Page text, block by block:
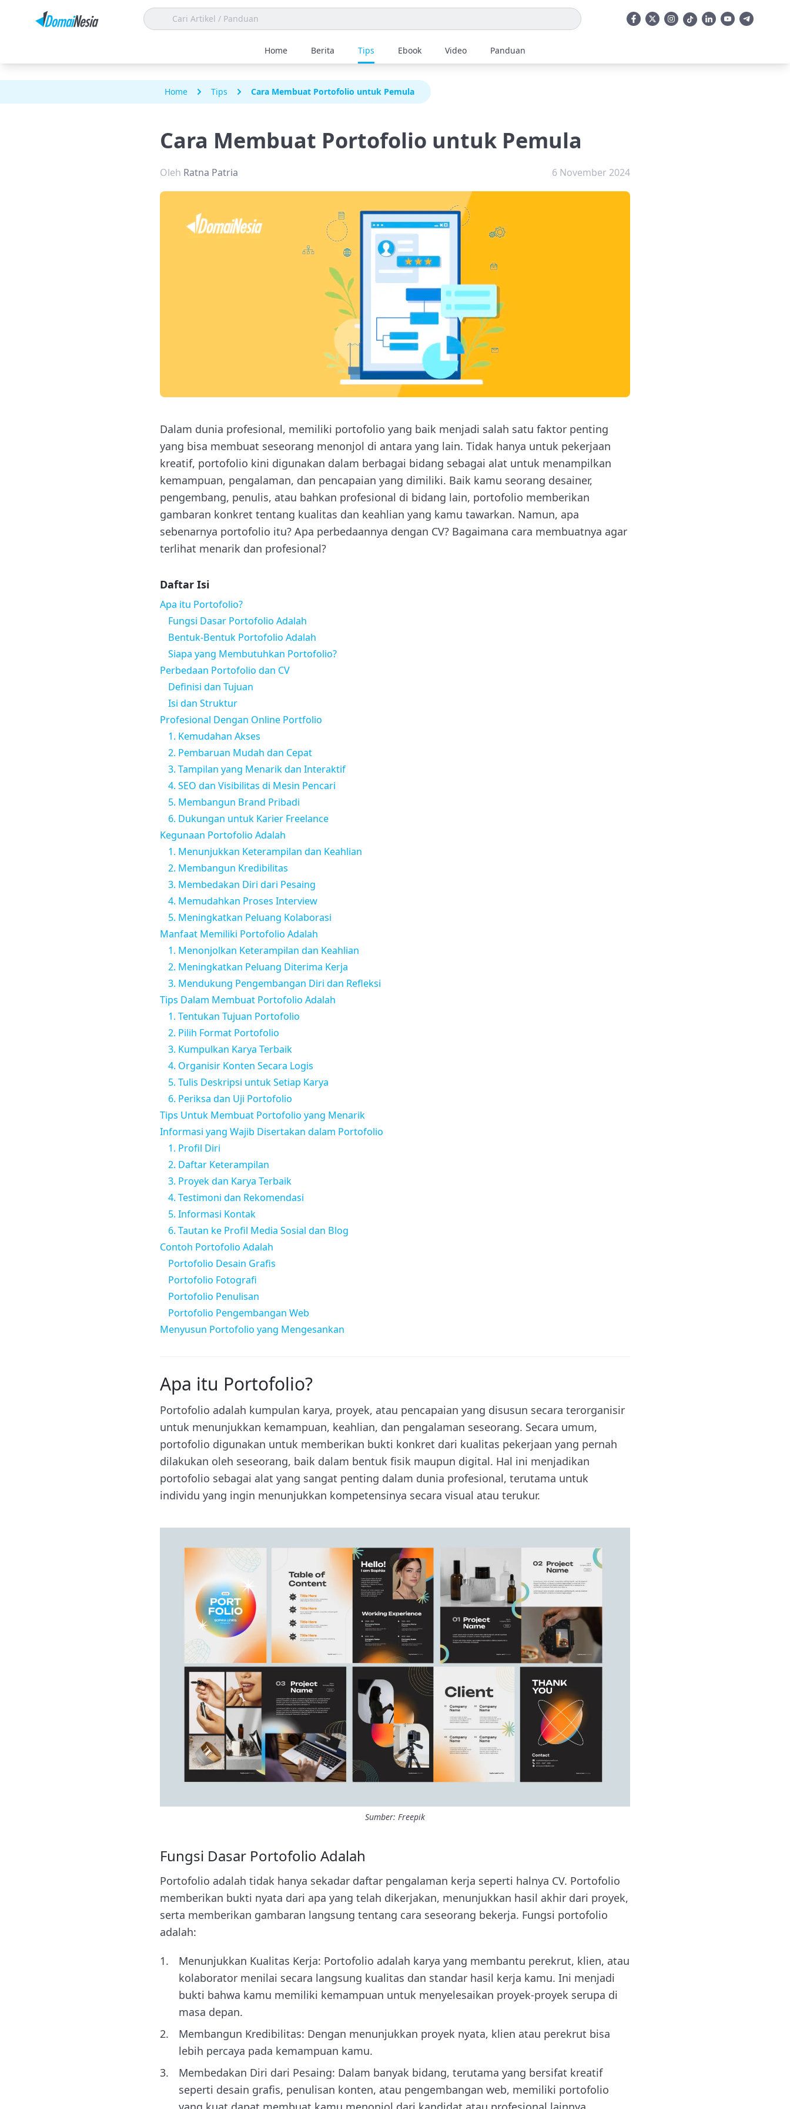
Home Berita Tips Ebook Video Panduan
Home Tips Cara Membuat Portofolio untuk Pemula
Cara Membuat Portofolio untuk Pemula
Oleh Ratna Patria 6 November 2024
Dalam dunia profesional, memiliki portofolio yang baik menjadi salah satu faktor penting
yang bisa membuat seseorang menonjol di antara yang lain. Tidak hanya untuk pekerjaan
kreatif, portofolio kini digunakan dalam berbagai bidang sebagai alat untuk menampilkan
kemampuan, pengalaman, dan pencapaian yang dimiliki. Baik kamu seorang desainer,
pengembang, penulis, atau bahkan profesional di bidang lain, portofolio memberikan
gambaran konkret tentang kualitas dan keahlian yang kamu tawarkan. Namun, apa
sebenarnya portofolio itu? Apa perbedaannya dengan CV? Bagaimana cara membuatnya agar
terlihat menarik dan profesional?
Daftar Isi
Apa itu Portofolio?
Fungsi Dasar Portofolio Adalah
Bentuk-Bentuk Portofolio Adalah
Siapa yang Membutuhkan Portofolio?
Perbedaan Portofolio dan CV
Definisi dan Tujuan
Isi dan Struktur
Profesional Dengan Online Portfolio
1. Kemudahan Akses
2. Pembaruan Mudah dan Cepat
3. Tampilan yang Menarik dan Interaktif
4. SEO dan Visibilitas di Mesin Pencari
5. Membangun Brand Pribadi
6. Dukungan untuk Karier Freelance
Kegunaan Portofolio Adalah
1. Menunjukkan Keterampilan dan Keahlian
2. Membangun Kredibilitas
3. Membedakan Diri dari Pesaing
4. Memudahkan Proses Interview
5. Meningkatkan Peluang Kolaborasi
Manfaat Memiliki Portofolio Adalah
1. Menonjolkan Keterampilan dan Keahlian
2. Meningkatkan Peluang Diterima Kerja
3. Mendukung Pengembangan Diri dan Refleksi
Tips Dalam Membuat Portofolio Adalah
1. Tentukan Tujuan Portofolio
2. Pilih Format Portofolio
3. Kumpulkan Karya Terbaik
4. Organisir Konten Secara Logis
5. Tulis Deskripsi untuk Setiap Karya
6. Periksa dan Uji Portofolio
Tips Untuk Membuat Portofolio yang Menarik
Informasi yang Wajib Disertakan dalam Portofolio
1. Profil Diri
2. Daftar Keterampilan
3. Proyek dan Karya Terbaik
4. Testimoni dan Rekomendasi
5. Informasi Kontak
6. Tautan ke Profil Media Sosial dan Blog
Contoh Portofolio Adalah
Portofolio Desain Grafis
Portofolio Fotografi
Portofolio Penulisan
Portofolio Pengembangan Web
Menyusun Portofolio yang Mengesankan
Apa itu Portofolio?
Portofolio adalah kumpulan karya, proyek, atau pencapaian yang disusun secara terorganisir
untuk menunjukkan kemampuan, keahlian, dan pengalaman seseorang. Secara umum,
portofolio digunakan untuk memberikan bukti konkret dari kualitas pekerjaan yang pernah
dilakukan oleh seseorang, baik dalam bentuk fisik maupun digital. Hal ini menjadikan
portofolio sebagai alat yang sangat penting dalam dunia profesional, terutama untuk
individu yang ingin menunjukkan kompetensinya secara visual atau terukur.
Sumber: Freepik
Fungsi Dasar Portofolio Adalah
Portofolio adalah tidak hanya sekadar daftar pengalaman kerja seperti halnya CV. Portofolio
memberikan bukti nyata dari apa yang telah dikerjakan, menunjukkan hasil akhir dari proyek,
serta memberikan gambaran langsung tentang cara seseorang bekerja. Fungsi portofolio
adalah:
Menunjukkan Kualitas Kerja: Portofolio adalah karya yang membantu perekrut, klien, atau
kolaborator menilai secara langsung kualitas dan standar hasil kerja kamu. Ini menjadi
bukti bahwa kamu memiliki kemampuan untuk menyelesaikan proyek-proyek serupa di
masa depan.
Membangun Kredibilitas: Dengan menunjukkan proyek nyata, klien atau perekrut bisa
lebih percaya pada kemampuan kamu.
Membedakan Diri dari Pesaing: Dalam banyak bidang, terutama yang bersifat kreatif
seperti desain grafis, penulisan konten, atau pengembangan web, memiliki portofolio